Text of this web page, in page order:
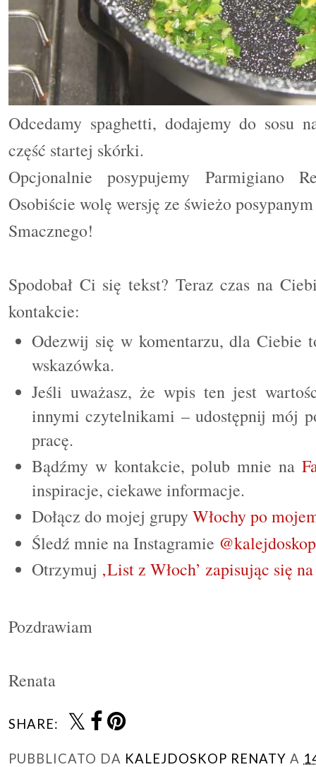
Odcedamy spaghetti, dodajemy do sosu
część startej skórki.
Opcjonalnie posypujemy Parmigiano
Osobiście wolę wersję ze świeżo
Smacznego!
Spodobał Ci się tekst? Teraz czas na
kontakcie:
Odezwij się w komentarzu, dla Ciebie
wskazówka.
Jeśli uważasz, że wpis ten jest
innymi czytelnikami – udostępnij mój
pracę.
Bądźmy w kontakcie, polub mnie na
inspiracje, ciekawe informacje.
Dołącz do mojej grupyWłochy po
Śledź mnie na Instagramie
Otrzymuj ‚List z Włoch’ zapisując się
Pozdrawiam
Renata
SHARE:
PUBBLICATO DA KALEJDOSKOP RENATY A